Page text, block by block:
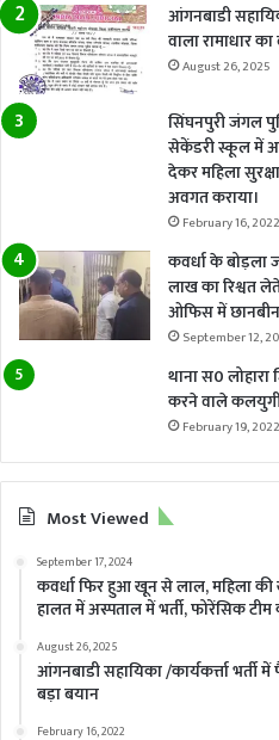
आंगनबाडी
वाला रामाधार
August 26, 2025
सिंघनपुरी जंगल
सेकेंडरी स्कूल में
देकर महिला
अवगत कराया।
February 16, 2022
कवर्धा के बोड़ला
लाख का रिश्वत
ओफिस में छानबीन
September 12,
थाना स0 लोहारा
करने वाले
February 19, 2022
Most Viewed
September 17, 2024
कवर्धा फिर हुआ खून से लाल, महिला
हालत में अस्पताल में भर्ती, फोरेंसिक
August 26, 2025
आंगनबाडी सहायिका /कार्यकर्त्ता भर्ती
बड़ा बयान
February 16, 2022